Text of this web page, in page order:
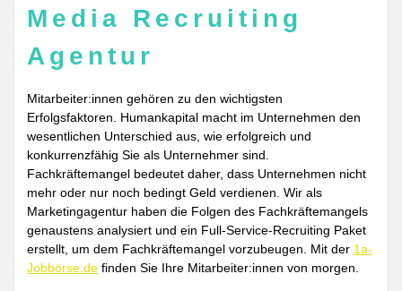
Media Recruiting
Agentur
Mitarbeiter:innen gehören zu den wichtigsten
Erfolgsfaktoren. Humankapital macht im Unternehmen den
wesentlichen Unterschied aus, wie erfolgreich und
konkurrenzfähig Sie als Unternehmer sind.
Fachkräftemangel bedeutet daher, dass Unternehmen nicht
mehr oder nur noch bedingt Geld verdienen. Wir als
Marketingagentur haben die Folgen des Fachkräftemangels
genaustens analysiert und ein Full-Service-Recruiting Paket
erstellt, um dem Fachkräftemangel vorzubeugen. Mit der 1a-
Jobbörse.de finden Sie Ihre Mitarbeiter:innen von morgen.